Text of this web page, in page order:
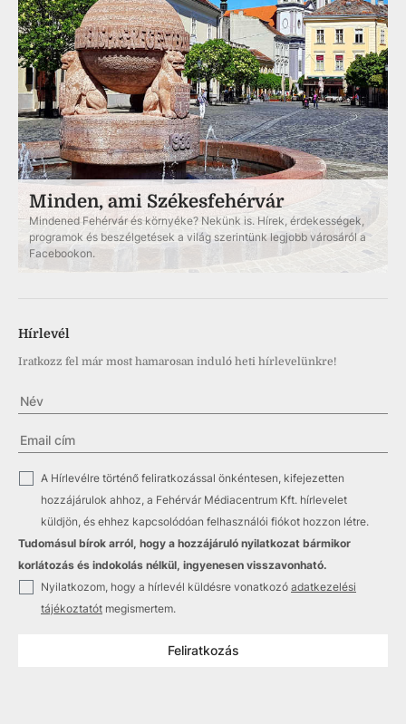
Minden, ami Székesfehérvár
Mindened Fehérvár és környéke? Nekünk is. Hírek, érdekességek,
programok és beszélgetések a világ szerintünk legjobb városáról a
Facebookon.
Hírlevél
Iratkozz fel már most hamarosan induló heti hírlevelünkre!
A Hírlevélre történő feliratkozással önkéntesen, kifejezetten
hozzájárulok ahhoz, a Fehérvár Médiacentrum Kft. hírlevelet
küldjön, és ehhez kapcsolódóan felhasználói fiókot hozzon létre.
Tudomásul bírok arról, hogy a hozzájáruló nyilatkozat bármikor
korlátozás és indokolás nélkül, ingyenesen visszavonható.
Nyilatkozom, hogy a hírlevél küldésre vonatkozó adatkezelési
tájékoztatót megismertem.
Feliratkozás